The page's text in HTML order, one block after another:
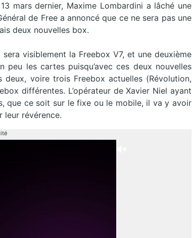
mars dernier, Maxime Lombardini a lâché une
de Free a annoncé que ce ne sera pas une
deux nouvelles box.
visiblement la Freebox V7, et une deuxième
les cartes puisqu’avec ces deux nouvelles
voire trois Freebox actuelles (Révolution,
différentes. L’opérateur de Xavier Niel ayant
que ce soit sur le fixe ou le mobile, il va y avoir
leur révérence.